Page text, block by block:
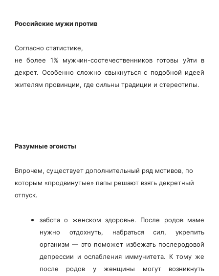
Российские мужи против
Согласно статистике,
не более 1% мужчин-соотечественников готовы уйти в
декрет. Особенно сложно свыкнуться с подобной идеей
жителям провинции, где сильны традиции и стереотипы.
Разумные эгоисты
Впрочем, существует дополнительный ряд мотивов, по
которым «продвинутые» папы решают взять декретный
отпуск.
забота о женском здоровье. После родов маме
нужно отдохнуть, набраться сил, укрепить
организм — это поможет избежать послеродовой
депрессии и ослабления иммунитета. К тому же
после родов у женщины могут возникнуть